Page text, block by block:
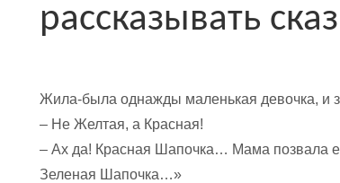
рассказывать
Жила-была однажды маленькая девочка, и
– Не Желтая, а Красная!
– Ах да! Красная Шапочка… Мама позвала
Зеленая Шапочка…»